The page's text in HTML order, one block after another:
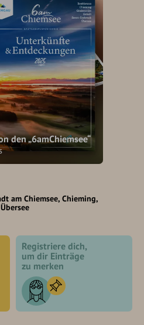
den „6amChiemsee“
am Chiemsee Chieming
Übersee
Registriere dich,
um dir Einträge
zu merken